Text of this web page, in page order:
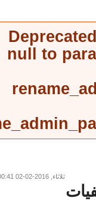
null to
ثلاثاء, 2016-02-02 00:41